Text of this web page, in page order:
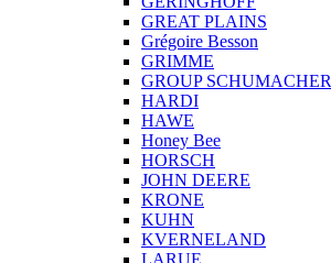
GREAT PLAINS
Grégoire Besson
GRIMME
GROUP SCHUMACHER
HARDI
HAWE
Honey Bee
HORSCH
JOHN DEERE
KRONE
KUHN
KVERNELAND
LARUE